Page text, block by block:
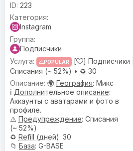
223
Instagram
Подписчики
POPULAR [ ] Подписчики |
Списания (~ 52%) • ♻️ 30
🌍 География: Микс
ℹ️ Дополнительное описание:
Аккаунты с аватарами и фото в
профиле.
⚠️ Предупреждениe: Списания
(~ 52%)
♻️ Refill (дней): 30
📁 База: G-BASE